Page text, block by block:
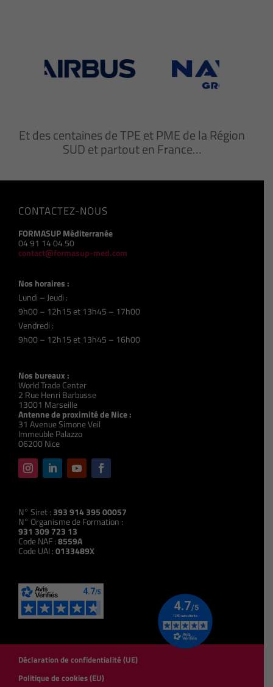
Et des centaines de TPE et PME de la Région
SUD et partout en France…
CONTACTEZ-NOUS
FORMASUP Méditerranée
04 91 14 04 50
contact@formasup-med.com
Nos horaires :
Lundi – Jeudi :
9h00 – 12h15 et 13h45 – 17h00
Vendredi :
9h00 – 12h15 et 13h45 – 16h00
Nos bureaux :
World Trade Center
2 Rue Henri Barbusse
13001 Marseille
Antenne de proximité de Nice :
31 Avenue Simone Veil
Immeuble Palazzo
06200 Nice
N° Siret : 393 914 395 00057
N° Organisme de Formation :
931 309 723 13
Code NAF :8559A
Code UAI :0133489X
Déclaration de confidentialité (UE)
Politique de cookies (EU)